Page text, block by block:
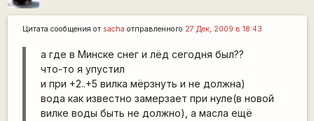
Цитата сообщения от sacha отправленного 27 Дек, 2009 в 18:43
а где в Минске снег и лёд сегодня был??
что-то я упустил
и при +2..+5 вилка мёрзнуть и не должна)
вода как известно замерзает при нуле(в новой
вилке воды быть не должно), а масла ещё